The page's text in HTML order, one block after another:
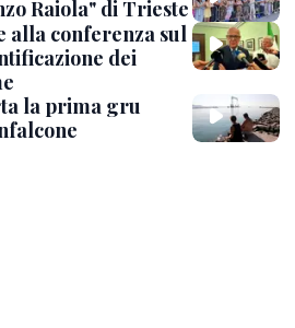
Raiola" di Trieste
alla conferenza sul
dei
la prima gru